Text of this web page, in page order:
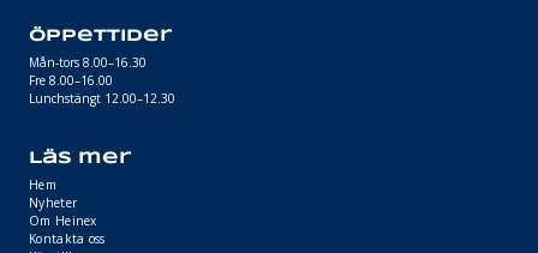
Öppettider
Mån-tors 8.00–16.30
Fre 8.00–16.00
Lunchstängt 12.00–12.30
Läs mer
Hem
Nyheter
Om Heinex
Kontakta oss